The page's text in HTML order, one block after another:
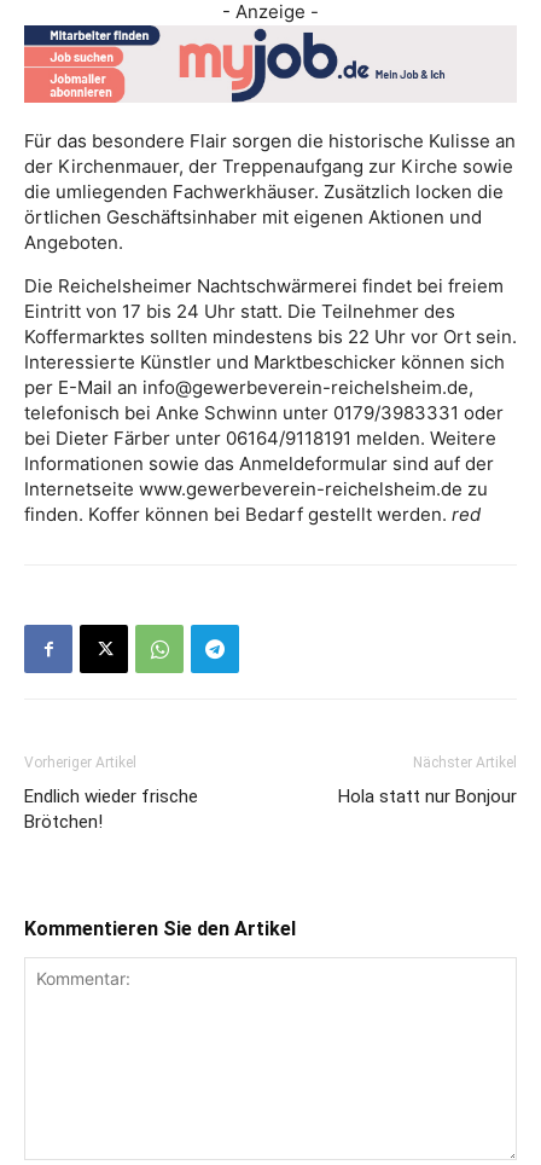
- Anzeige -
Für das besondere Flair sorgen die historische Kulisse an
der Kirchenmauer, der Treppenaufgang zur Kirche sowie
die umliegenden Fachwerkhäuser. Zusätzlich locken die
örtlichen Geschäftsinhaber mit eigenen Aktionen und
Angeboten.
Die Reichelsheimer Nachtschwärmerei findet bei freiem
Eintritt von 17 bis 24 Uhr statt. Die Teilnehmer des
Koffermarktes sollten mindestens bis 22 Uhr vor Ort sein.
Interessierte Künstler und Marktbeschicker können sich
per E-Mail an info@gewerbeverein-reichelsheim.de,
telefonisch bei Anke Schwinn unter 0179/3983331 oder
bei Dieter Färber unter 06164/9118191 melden. Weitere
Informationen sowie das Anmeldeformular sind auf der
Internetseite www.gewerbeverein-reichelsheim.de zu
finden. Koffer können bei Bedarf gestellt werden. red
Vorheriger Artikel
Endlich wieder frische
Brötchen!
Nächster Artikel
Hola statt nur Bonjour
Kommentieren Sie den Artikel